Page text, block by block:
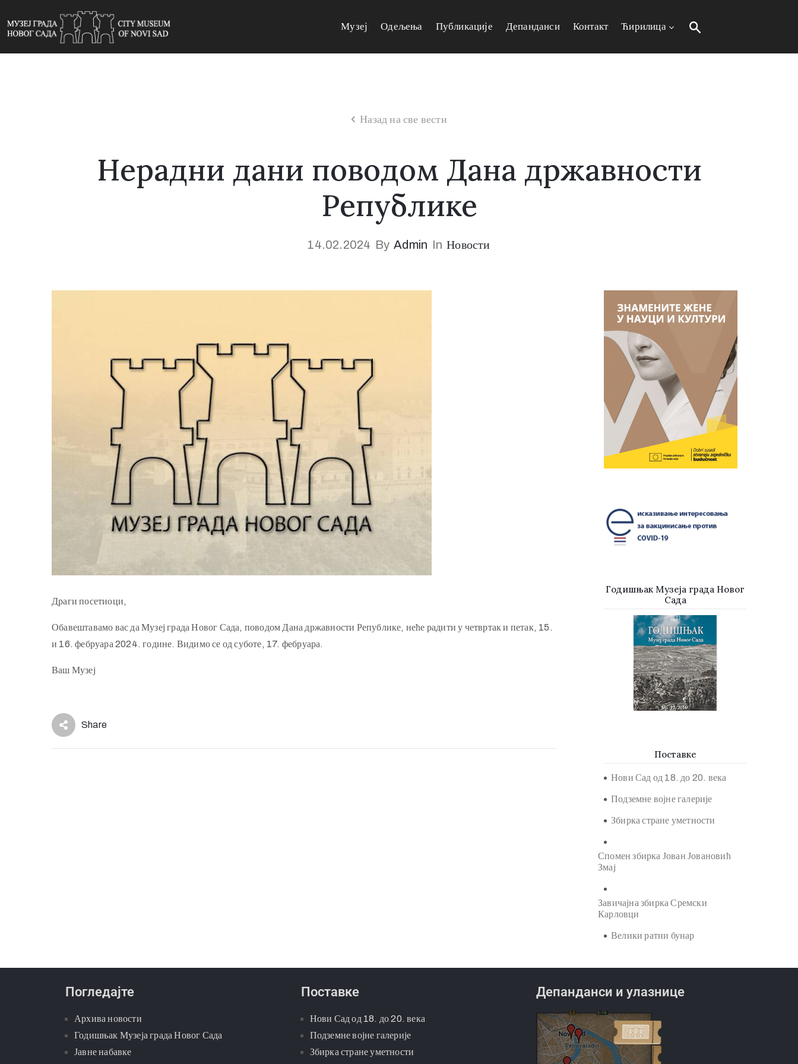
Музеј Одељења Публикације Депанданси Контакт Ћирилица
Назад на све вести
Нерадни дани поводом Дана државности
Републике
14.02.2024 By Admin In Новости
Драги посетиоци,
Обавештавамо вас да Музеј града Новог Сада, поводом Дана државности Републике, неће радити у четвртак и петак, 15.
и 16. фебруара 2024. године. Видимо се од суботе, 17. фебруара.
Ваш Музеј
Share
Годишњак Музеја града Новог
Сада
Поставке
Нови Сад од 18. до 20. века
Подземне војне галерије
Збирка стране уметности
Спомен збирка Јован Јовановић
Змај
Завичајна збирка Сремски
Карловци
Велики ратни бунар
Погледајте
Архива новости
Годишњак Музеја града Новог Сада
Јавне набавке
Поставке
Нови Сад од 18. до 20. века
Подземне војне галерије
Збирка стране уметности
Депанданси и улазнице